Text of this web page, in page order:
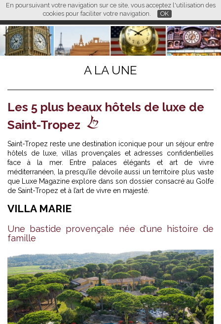
En poursuivant votre navigation sur ce site, vous acceptez l'utilisation des
cookies pour faciliter votre navigation.
OK
FR EN CN
L M
A LA UNE
Les 5 plus beaux hôtels de luxe de
Saint-Tropez
Saint-Tropez reste une destination iconique pour un séjour entre
hôtels de luxe, villas provençales et adresses confidentielles
face à la mer. Entre palaces élégants et art de vivre
méditerranéen, la presqu’île dévoile aussi un territoire plus vaste
que Luxe Magazine explore dans son dossier consacré au Golfe
de Saint-Tropez et à l’art de vivre en majesté
VILLA MARIE
Une bastide provençale née d'une histoire de
famille